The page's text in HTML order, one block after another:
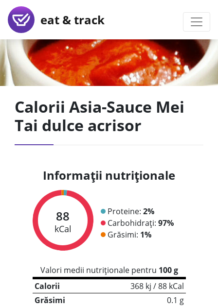
eat & track
Calorii Asia-Sauce Mei
Tai dulce acrisor
Informații nutriționale
88
kCal
Proteine: 2%
Carbohidrați: 97%
Grăsimi: 1%
Valori medii nutriționale pentru 100 g
Calorii
368 kj / 88 kCal
Grăsimi
0.1 g